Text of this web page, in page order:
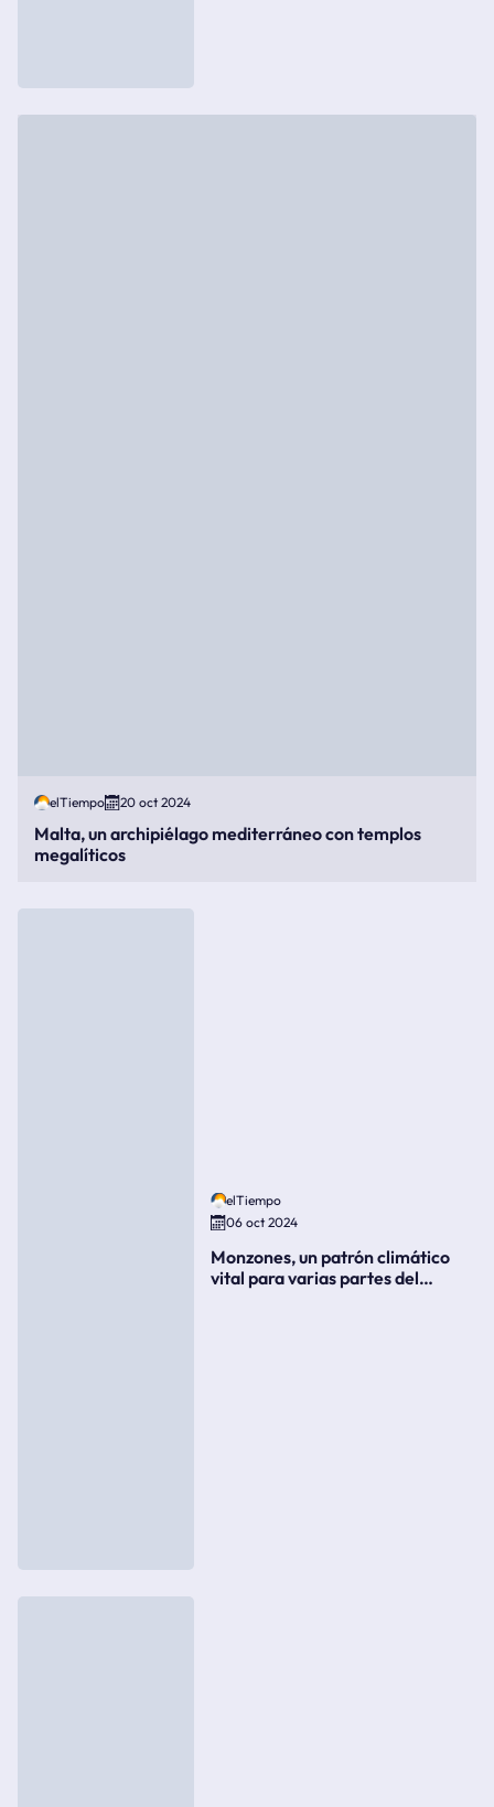
elTiempo 20 oct 2024
Malta, un archipiélago mediterráneo con templos
megalíticos
elTiempo
06 oct 2024
Monzones, un patrón climático
vital para varias partes del